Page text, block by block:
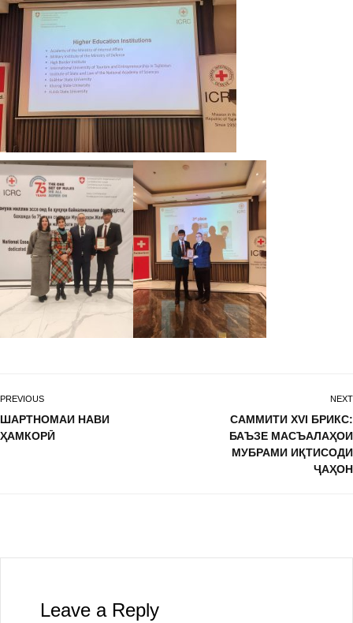
PREVIOUS
ШАРТНОМАИ НАВИ
ҲАМКОРӢ
NEXT
САММИТИ XVI БРИКС:
БАЪЗЕ МАСЪАЛАҲОИ
МУБРАМИ ИҚТИСОДИ
ҶАҲОН
Leave a Reply